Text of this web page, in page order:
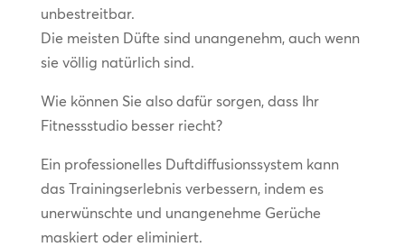
unbestreitbar.
Die meisten Düfte sind unangenehm, auch wenn
sie völlig natürlich sind.
Wie können Sie also dafür sorgen, dass Ihr
Fitnessstudio besser riecht?
Ein professionelles Duftdiffusionssystem kann
das Trainingserlebnis verbessern, indem es
unerwünschte und unangenehme Gerüche
maskiert oder eliminiert.